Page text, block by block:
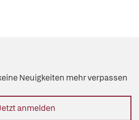
Neuigkeiten mehr verpassen
anmelden